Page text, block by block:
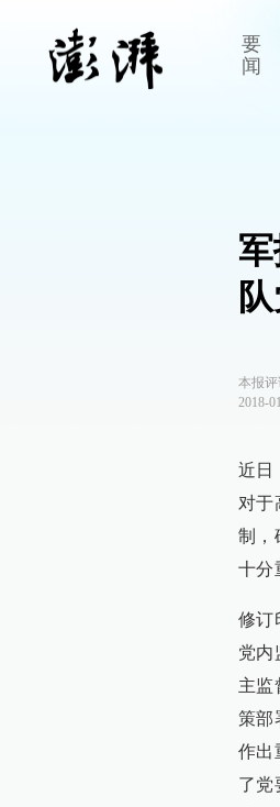
要
闻
本报
2018-
近日
对于
制，
十分
修订
党内
主监
策部
作出
了党